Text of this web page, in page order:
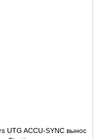
UTG ACCU-SYNC вынос